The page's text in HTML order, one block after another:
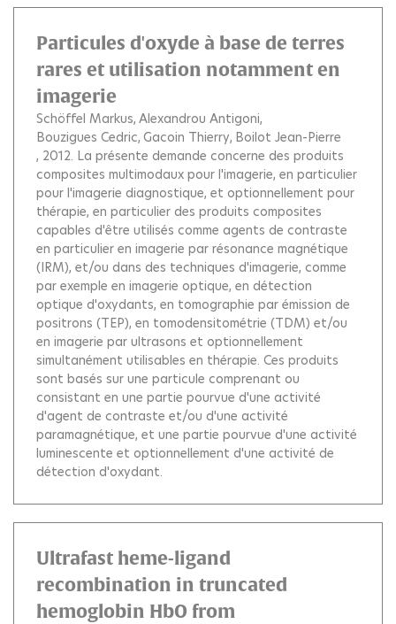
Particules d'oxyde à base de terres
rares et utilisation notamment en
imagerie
Schöffel Markus Alexandrou Antigoni
Bouzigues Cedric Gacoin Thierry Boilot Jean-Pierre
, 2012. La présente demande concerne des produits
composites multimodaux pour l'imagerie, en particulier
pour l'imagerie diagnostique, et optionnellement pour
thérapie, en particulier des produits composites
capables d'être utilisés comme agents de contraste
en particulier en imagerie par résonance magnétique
(IRM), et/ou dans des techniques d'imagerie, comme
par exemple en imagerie optique, en détection
optique d'oxydants, en tomographie par émission de
positrons (TEP), en tomodensitométrie (TDM) et/ou
en imagerie par ultrasons et optionnellement
simultanément utilisables en thérapie. Ces produits
sont basés sur une particule comprenant ou
consistant en une partie pourvue d'une activité
d'agent de contraste et/ou d'une activité
paramagnétique, et une partie pourvue d'une activité
luminescente et optionnellement d'une activité de
détection d'oxydant.
Ultrafast heme-ligand
recombination in truncated
hemoglobin HbO from